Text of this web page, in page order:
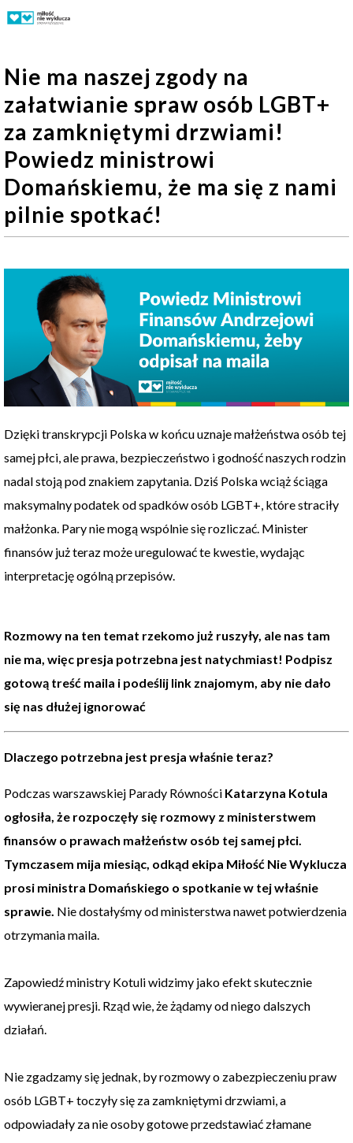
Nie ma naszej zgody na
załatwianie spraw osób LGBT+
za zamkniętymi drzwiami!
Powiedz ministrowi
Domańskiemu, że ma się z nami
pilnie spotkać!
Dzięki transkrypcji Polska w końcu uznaje małżeństwa osób tej
samej płci, ale prawa, bezpieczeństwo i godność naszych rodzin
nadal stoją pod znakiem zapytania. Dziś Polska wciąż ściąga
maksymalny podatek od spadków osób LGBT+, które straciły
małżonka. Pary nie mogą wspólnie się rozliczać. Minister
finansów już teraz może uregulować te kwestie, wydając
interpretację ogólną przepisów.
Rozmowy na ten temat rzekomo już ruszyły, ale nas tam
nie ma, więc presja potrzebna jest natychmiast! Podpisz
gotową treść maila i podeślij link znajomym, aby nie dało
się nas dłużej ignorować
Dlaczego potrzebna jest presja właśnie teraz?
Podczas warszawskiej Parady Równości Katarzyna Kotula
ogłosiła, że rozpoczęły się rozmowy z ministerstwem
finansów o prawach małżeństw osób tej samej płci.
Tymczasem mija miesiąc, odkąd ekipa Miłość Nie Wyklucza
prosi ministra Domańskiego o spotkanie w tej właśnie
sprawie. Nie dostałyśmy od ministerstwa nawet potwierdzenia
otrzymania maila.
Zapowiedź ministry Kotuli widzimy jako efekt skutecznie
wywieranej presji. Rząd wie, że żądamy od niego dalszych
działań.
Nie zgadzamy się jednak, by rozmowy o zabezpieczeniu praw
osób LGBT+ toczyły się za zamkniętymi drzwiami, a
odpowiadały za nie osoby gotowe przedstawiać złamane